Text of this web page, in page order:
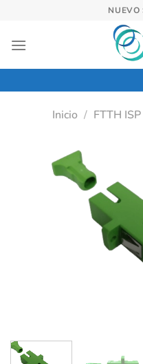
contenido
NUEVO
Inicio / FTTH ISP